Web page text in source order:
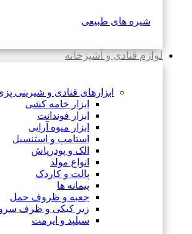
شیره های طبیعی
لوازم قنادی و آشپزخانه
ابزارهای قنادی و شیرینی
ابزار خامه کشی
ابزار فوندانت
ابزار میوه آرایی
استامپ و استنسیل
الک و پودرپاش
انواع مولد
پالت و کاردک
پیمانه ها
جعبه و ظروف حمل
زیر کیکی و ظرف
سیلپد و ایرمت